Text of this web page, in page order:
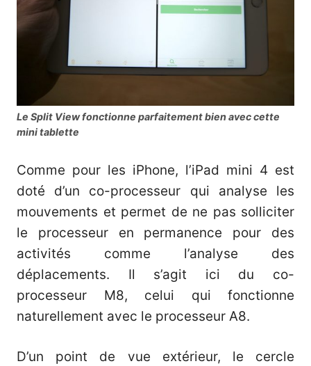
Le Split View fonctionne parfaitement bien avec cette
mini tablette
Comme pour les iPhone, l’iPad mini 4 est
doté d’un co-processeur qui analyse les
mouvements et permet de ne pas solliciter
le processeur en permanence pour des
activités comme l’analyse des
déplacements. Il s’agit ici du co-
processeur M8, celui qui fonctionne
naturellement avec le processeur A8.
D’un point de vue extérieur, le cercle